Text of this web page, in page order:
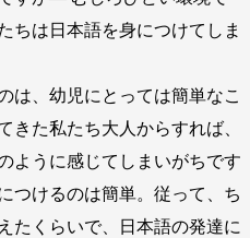
ちは日本語を身につけてしま
、幼児にとっては簡単なこ
きた私たち大人からすれば、
ように感じてしまいがちです
つけるのは簡単。従って、ち
たくらいで、日本語の発達に